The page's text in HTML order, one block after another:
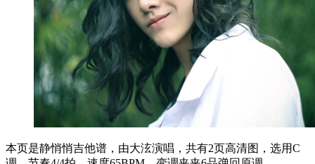
本页是静悄悄吉他谱，由大泫演唱，共有2页高清图，选用C